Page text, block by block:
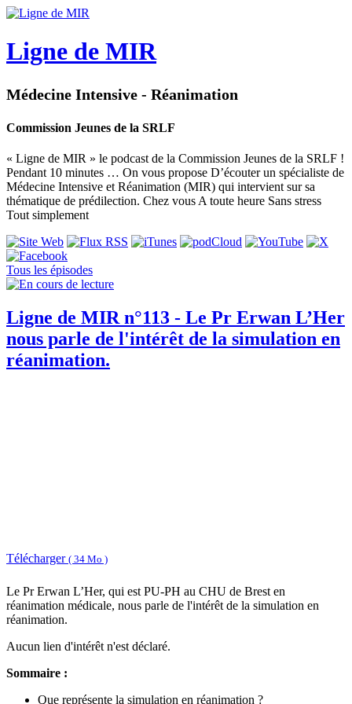
Ligne de MIR
Médecine Intensive - Réanimation
Commission Jeunes de la SRLF
« Ligne de MIR » le podcast de la Commission Jeunes de la SRLF !
Pendant 10 minutes … On vous propose D’écouter un spécialiste de
Médecine Intensive et Réanimation (MIR) qui intervient sur sa
thématique de prédilection. Chez vous A toute heure Sans stress
Tout simplement
Tous les épisodes
Ligne de MIR n°113 - Le Pr Erwan L’Her
nous parle de l'intérêt de la simulation en
réanimation.
Télécharger ( 34 Mo )
Le Pr Erwan L’Her, qui est PU-PH au CHU de Brest en
réanimation médicale, nous parle de l'intérêt de la simulation en
réanimation.
Aucun lien d'intérêt n'est déclaré.
Sommaire :
Que représente la simulation en réanimation ?